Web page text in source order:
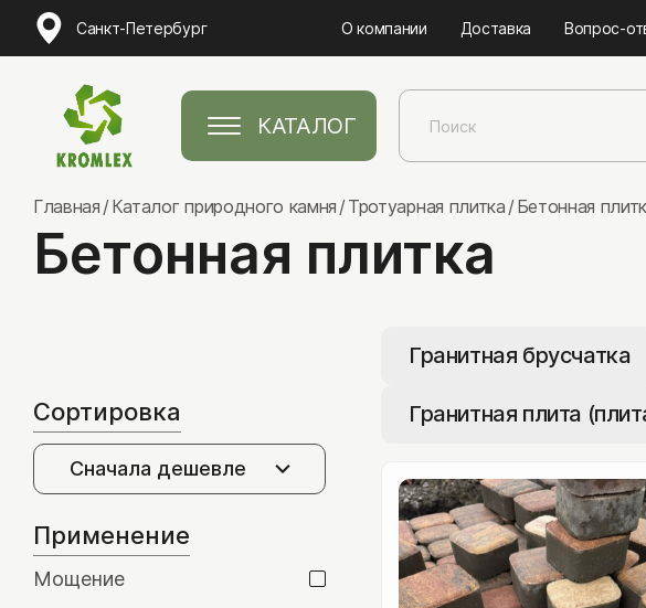
Санкт-Петербург О компании Доставка Вопрос-
КАТАЛОГ
Песчаник
Лемезит
Златолит
Шунгит
Сланец
Главная Каталог природного камня Тротуарная плитка Бетонная
Бетонная плитка
Сортировка
Сначала дешевле
Применение
Мощение
Гранитная брусчатка
Гранитная плита